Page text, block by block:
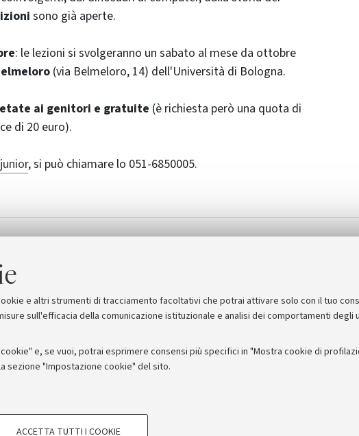
e altri strumenti di tracciamento facoltativi che potrai attivare solo con il tuo
sull'efficacia della comunicazione istituzionale e analisi dei comportamenti degli
e, se vuoi, potrai esprimere consensi più specifici in "Mostra cookie di
sezione "Impostazione cookie" del sito.
COOKIE TECNICI - NECESSARI
ACCETTA TUTTI I COOKIE
sono già aperte.
: le lezioni si svolgeranno un sabato al mese da ottobre
(via Belmeloro, 14) dell'Università di Bologna.
ai genitori e gratuite (è richiesta però una quota di
di 20 euro).
, si può chiamare lo 051-6850005.
Bologna - Via Zamboni, 33 - 40126 Bologna - PI: 01131710376 - CF: